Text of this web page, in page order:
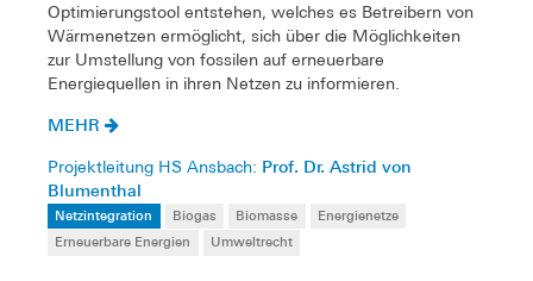
Optimierungstool entstehen, welches es Betreibern von
Wärmenetzen ermöglicht, sich über die Möglichkeiten
zur Umstellung von fossilen auf erneuerbare
Energiequellen in ihren Netzen zu informieren.
MEHR
Projektleitung HS Ansbach: Prof. Dr. Astrid von
Blumenthal
Netzintegration Biogas Biomasse
Energienetze
Erneuerbare Energien
Umweltrecht